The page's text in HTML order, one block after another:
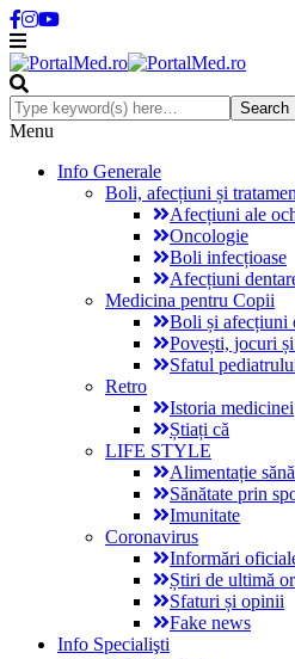
Menu
Info Generale
Boli, afecțiuni și
Afecțiuni ale
Oncologie
Boli infecțioase
Afecțiuni
Medicina pentru Copii
Boli și afecțiuni
Povești, jocuri
Sfatul
Retro
Istoria medicinei
Știați că
LIFE STYLE
Alimentație
Sănătate prin
Imunitate
Coronavirus
Informări
Știri de ultimă
Sfaturi și opinii
Fake news
Info Specialişti